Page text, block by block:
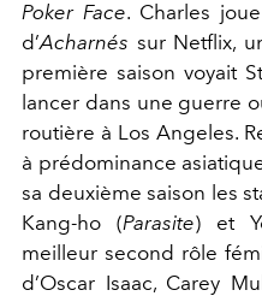
Poker Face. Charles
d’Acharnés sur Netflix,
première saison voyait
lancer dans une guerre
routière à Los Angeles.
à prédominance
sa deuxième saison les
Kang-ho (Parasite) et
meilleur second rôle
d’Oscar Isaac, Carey